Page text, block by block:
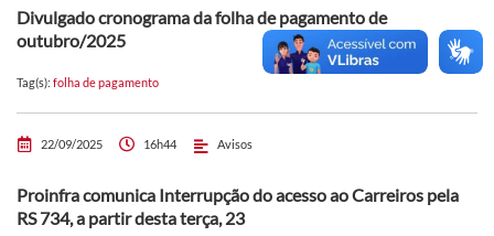
Divulgado cronograma da folha de pagamento de
outubro/2025
Tag(s): folha de pagamento
22/09/2025 16h44 Avisos
Proinfra comunica Interrupção do acesso ao Carreiros pela
RS 734, a partir desta terça, 23